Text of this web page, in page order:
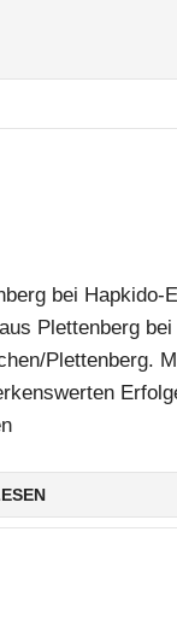
bei Hapkido-
Plettenberg bei
Plettenberg.